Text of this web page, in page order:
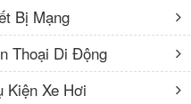
Bị Mạng
Thoại Di Động
Kiện Xe Hơi
Cốc sạc 3 cổng USB Hoco
C15
VNĐ